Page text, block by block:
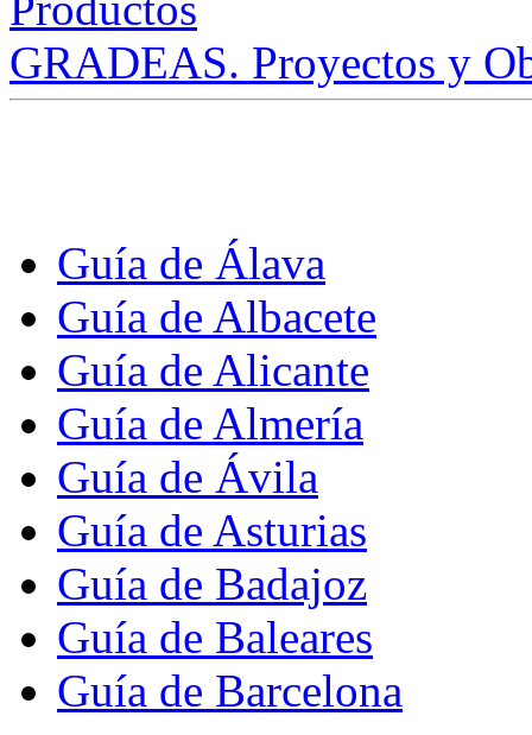
GRADEAS. Proyectos y
Guía de Álava
Guía de Albacete
Guía de Alicante
Guía de Almería
Guía de Ávila
Guía de Asturias
Guía de Badajoz
Guía de Baleares
Guía de Barcelona